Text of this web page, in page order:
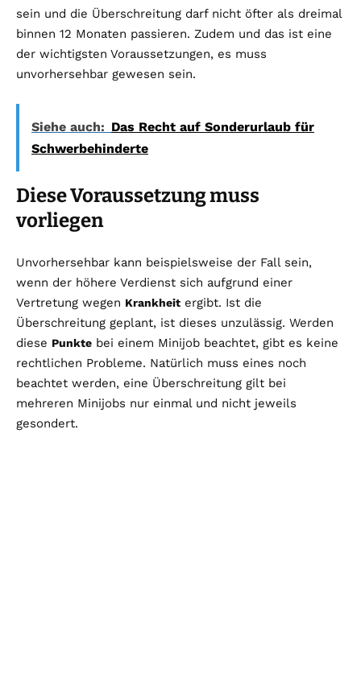
sein und die Überschreitung darf nicht öfter als dreimal
binnen 12 Monaten passieren. Zudem und das ist eine
der wichtigsten Voraussetzungen, es muss
unvorhersehbar gewesen sein.
Siehe auch: Das Recht auf Sonderurlaub für
Schwerbehinderte
Diese Voraussetzung muss
vorliegen
Unvorhersehbar kann beispielsweise der Fall sein,
wenn der höhere Verdienst sich aufgrund einer
Vertretung wegen Krankheit ergibt. Ist die
Überschreitung geplant, ist dieses unzulässig. Werden
diese Punkte bei einem Minijob beachtet, gibt es keine
rechtlichen Probleme. Natürlich muss eines noch
beachtet werden, eine Überschreitung gilt bei
mehreren Minijobs nur einmal und nicht jeweils
gesondert.